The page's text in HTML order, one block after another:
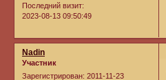
Последний визит:
2023-08-13 09:50:49
Nadin
Участник
Зарегистрирован: 2011-11-23